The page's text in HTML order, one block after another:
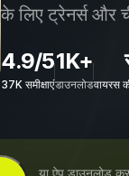
के लिए ट्रेनर्स और
4.9/5
37K समीक्षाएं
1K+
डाउनलोडवायरस
...या ऐप डाउनलोड